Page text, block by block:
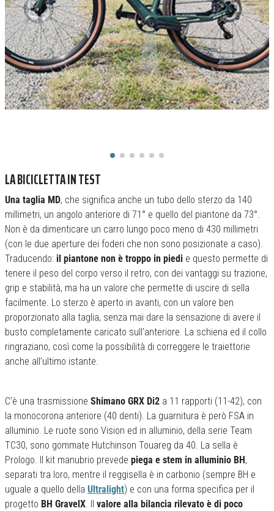
LA BICICLETTA IN TEST
Una taglia MD, che significa anche un tubo dello sterzo da 140
millimetri, un angolo anteriore di 71° e quello del piantone da 73°.
Non è da dimenticare un carro lungo poco meno di 430 millimetri
(con le due aperture dei foderi che non sono posizionate a caso).
Traducendo: il piantone non è troppo in piedi e questo permette di
tenere il peso del corpo verso il retro, con dei vantaggi su trazione,
grip e stabilità, ma ha un valore che permette di uscire di sella
facilmente. Lo sterzo è aperto in avanti, con un valore ben
proporzionato alla taglia, senza mai dare la sensazione di avere il
busto completamente caricato sull’anteriore. La schiena ed il collo
ringraziano, così come la possibilità di correggere le traiettorie
anche all’ultimo istante.
C’è una trasmissione Shimano GRX Di2 a 11 rapporti (11-42), con
la monocorona anteriore (40 denti). La guarnitura è però FSA in
alluminio. Le ruote sono Vision ed in alluminio, della serie Team
TC30, sono gommate Hutchinson Touareg da 40. La sella è
Prologo. Il kit manubrio prevede piega e stem in alluminio BH,
separati tra loro, mentre il reggisella è in carbonio (sempre BH e
uguale a quello della Ultralight) e con una forma specifica per il
progetto BH GravelX. Il valore alla bilancia rilevato è di poco